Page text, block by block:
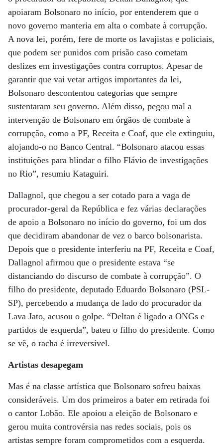
apoiaram Bolsonaro no início, por entenderem que o
novo governo manteria em alta o combate à corrupção.
A nova lei, porém, fere de morte os lavajistas e policiais,
que podem ser punidos com prisão caso cometam
deslizes em investigações contra corruptos. Apesar de
garantir que vai vetar artigos importantes da lei,
Bolsonaro descontentou categorias que sempre
sustentaram seu governo. Além disso, pegou mal a
intervenção de Bolsonaro em órgãos de combate à
corrupção, como a PF, Receita e Coaf, que ele extinguiu,
alojando-o no Banco Central. “Bolsonaro atacou essas
instituições para blindar o filho Flávio de investigações
no Rio”, resumiu Kataguiri.
Dallagnol, que chegou a ser cotado para a vaga de
procurador-geral da República e fez várias declarações
de apoio a Bolsonaro no início do governo, foi um dos
que decidiram abandonar de vez o barco bolsonarista.
Depois que o presidente interferiu na PF, Receita e Coaf,
Dallagnol afirmou que o presidente estava “se
distanciando do discurso de combate à corrupção”. O
filho do presidente, deputado Eduardo Bolsonaro (PSL-
SP), percebendo a mudança de lado do procurador da
Lava Jato, acusou o golpe. “Deltan é ligado a ONGs e
partidos de esquerda”, bateu o filho do presidente. Como
se vê, o racha é irreversível.
Artistas desapegam
Mas é na classe artística que Bolsonaro sofreu baixas
consideráveis. Um dos primeiros a bater em retirada foi
o cantor Lobão. Ele apoiou a eleição de Bolsonaro e
gerou muita controvérsia nas redes sociais, pois os
artistas sempre foram comprometidos com a esquerda.